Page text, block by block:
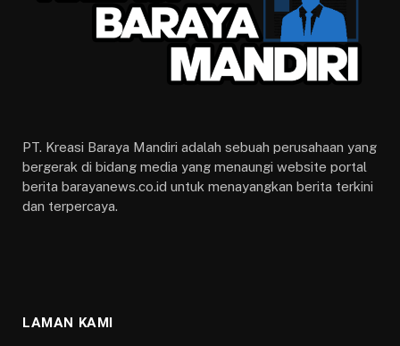
PT. Kreasi Baraya Mandiri adalah sebuah perusahaan yang
bergerak di bidang media yang menaungi website portal
berita barayanews.co.id untuk menayangkan berita terkini
dan terpercaya.
LAMAN KAMI